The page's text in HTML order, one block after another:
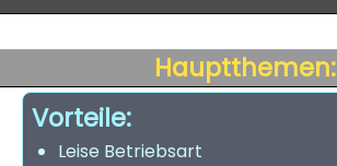
Hauptthemen:
Vorteile:
Leise Betriebsart